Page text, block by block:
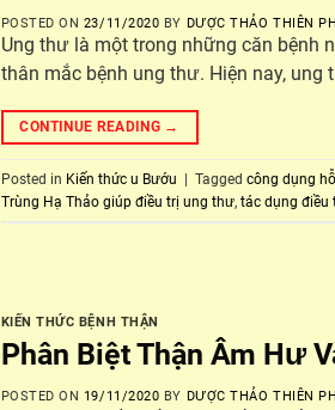
POSTED ON 23/11/2020 BY DƯỢC THẢO THIÊN
Ung thư là một trong những căn bệnh
thân mắc bệnh ung thư. Hiện nay,
CONTINUE READING →
Posted in Kiến thức u Bướu | Tagged công dụng
Trùng Hạ Thảo giúp điều trị ung thư, tác dụng điều
KIẾN THỨC BỆNH THẬN
Phân Biệt Thận Âm Hư
POSTED ON 19/11/2020 BY DƯỢC THẢO THIÊN